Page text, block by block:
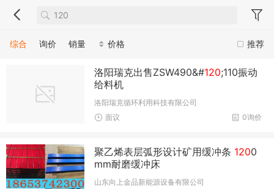
推荐
综合 询价 销量 价格
洛阳瑞克出售ZSW490&#120;110振动
给料机
洛阳瑞克循环利用科技有限公司
0询价
面议
聚乙烯表层弧形设计矿用缓冲条 1200
mm耐磨缓冲床
山东向上金品新能源设备有限公司